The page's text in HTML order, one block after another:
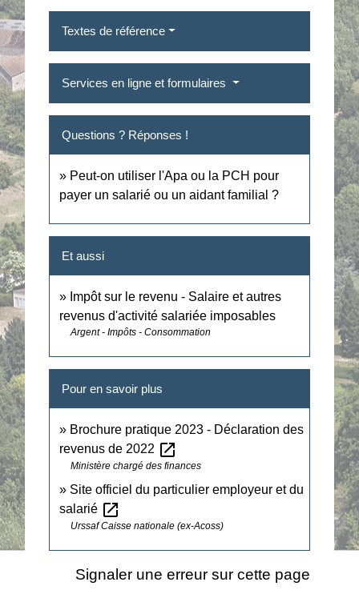
Textes de référence
Services en ligne et formulaires
Questions ? Réponses !
Peut-on utiliser l'Apa ou la PCH pour
payer un salarié ou un aidant familial ?
Et aussi
Impôt sur le revenu - Salaire et autres
revenus d'activité salariée imposables
Argent - Impôts - Consommation
Pour en savoir plus
Brochure pratique 2023 - Déclaration des
revenus de 2022 open_in_new
Ministère chargé des finances
Site officiel du particulier employeur et du
salarié open_in_new
Urssaf Caisse nationale (ex-Acoss)
Signaler une erreur sur cette page